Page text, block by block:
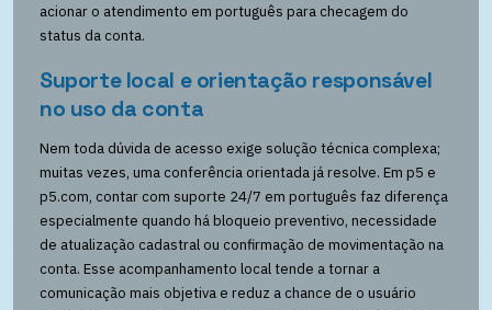
acionar o atendimento em português para checagem do
status da conta.
Suporte local e orientação responsável
no uso da conta
Nem toda dúvida de acesso exige solução técnica complexa;
muitas vezes, uma conferência orientada já resolve. Em p5 e
p5.com, contar com suporte 24/7 em português faz diferença
especialmente quando há bloqueio preventivo, necessidade
de atualização cadastral ou confirmação de movimentação na
conta. Esse acompanhamento local tende a tornar a
comunicação mais objetiva e reduz a chance de o usuário